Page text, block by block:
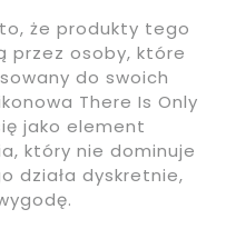
że produkty tego
przez osoby, które
do swoich
There Is Only
jako element
który nie dominuje
działa dyskretnie,